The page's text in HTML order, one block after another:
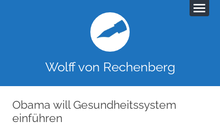
Wolff von Rechenberg
Obama will Gesundheitssystem
einführen